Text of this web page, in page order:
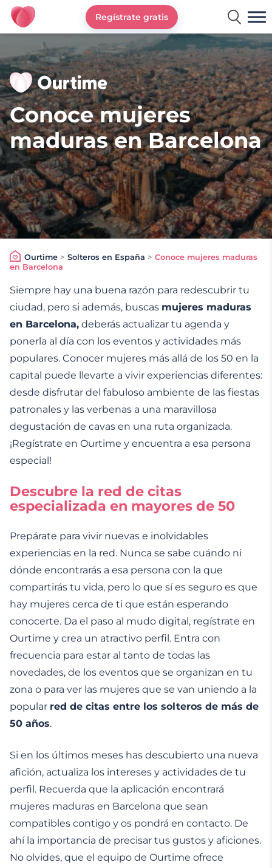
Ourtime España
Regístrate gratis
Conoce mujeres
maduras en Barcelona
Ourtime> Solteros en España > Conoce mujeres maduras
en Barcelona
Siempre hay una buena razón para redescubrir tu
ciudad, pero si además, buscas mujeres maduras
en Barcelona, deberás actualizar tu agenda y
ponerla al día con los eventos y actividades más
populares. Conocer mujeres más allá de los 50 en la
capital puede llevarte a vivir experiencias diferentes:
desde disfrutar del fabuloso ambiente de las fiestas
patronales y las verbenas a una maravillosa
degustación de cavas en una ruta organizada.
¡Regístrate en Ourtime y encuentra a esa persona
especial!
Descubre la red de citas
especializada en mayores de 50
Prepárate para vivir nuevas e inolvidables
experiencias en la red. Nunca se sabe cuándo ni
dónde encontrarás a esa persona con la que
compartirás tu vida, pero lo que sí es seguro es que
hay mujeres cerca de ti que están esperando
conocerte. Da el paso al mudo digital, regístrate en
Ourtime y crea un atractivo perfil. Entra con
frecuencia para estar al tanto de todas las
novedades, de los eventos que se organizan en tu
zona o para ver las mujeres que se van uniendo a la
popular red de citas entre los solteros de más de
50 años.
Si en los últimos meses has descubierto una nueva
afición, actualiza los intereses y actividades de tu
perfil. Recuerda que la aplicación encontrará
mujeres maduras en Barcelona que sean
compatibles contigo y os pondrá en contacto. De
ahí la importancia de precisar tus gustos y aficiones.
No olvides, que el equipo de Ourtime ofrece